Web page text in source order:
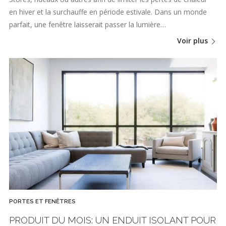
en hiver et la surchauffe en période estivale. Dans un monde
parfait, une fenêtre laisserait passer la lumière…
Voir plus
PORTES ET FENÊTRES
PRODUIT DU MOIS: UN ENDUIT ISOLANT POUR